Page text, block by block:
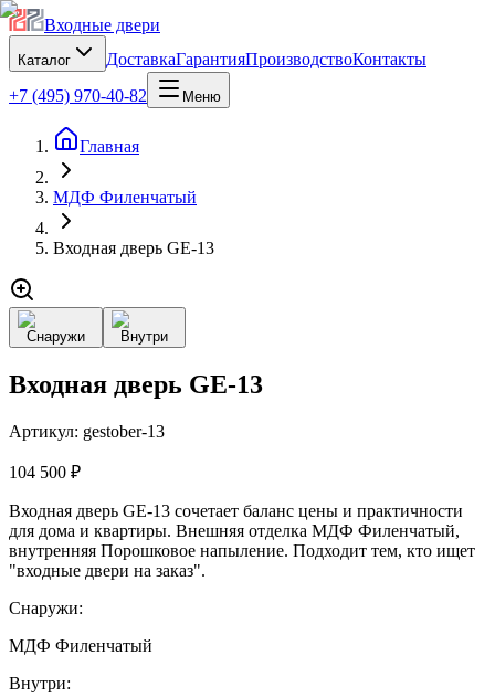
Входные двери
Каталог ДоставкаГарантияПроизводствоКонтакты
+7 (495) 970-40-82
Меню
Главная
МДФ Филенчатый
Входная дверь GE-13
Снаружи Внутри
Входная дверь GE-13
Артикул: gestober-13
104 500 ₽
Входная дверь GE-13 сочетает баланс цены и практичности
для дома и квартиры. Внешняя отделка МДФ Филенчатый,
внутренняя Порошковое напыление. Подходит тем, кто ищет
"входные двери на заказ".
Снаружи:
МДФ Филенчатый
Внутри: